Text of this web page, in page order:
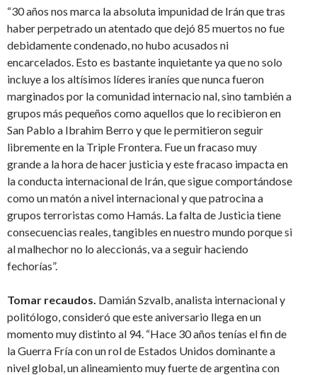
“30 años nos marca la absoluta impunidad de Irán que tras
haber perpetrado un atentado que dejó 85 muertos no fue
debidamente condenado, no hubo acusados ni
encarcelados. Esto es bastante inquietante ya que no solo
incluye a los altísimos líderes iraníes que nunca fueron
marginados por la comunidad internacio nal, sino también a
grupos más pequeños como aquellos que lo recibieron en
San Pablo a Ibrahim Berro y que le permitieron seguir
libremente en la Triple Frontera. Fue un fracaso muy
grande a la hora de hacer justicia y este fracaso impacta en
la conducta internacional de Irán, que sigue comportándose
como un matón a nivel internacional y que patrocina a
grupos terroristas como Hamás. La falta de Justicia tiene
consecuencias reales, tangibles en nuestro mundo porque si
al malhechor no lo aleccionás, va a seguir haciendo
fechorías”.
Tomar recaudos. Damián Szvalb, analista internacional y
politólogo, consideró que este aniversario llega en un
momento muy distinto al 94. “Hace 30 años tenías el fin de
la Guerra Fría con un rol de Estados Unidos dominante a
nivel global, un alineamiento muy fuerte de argentina con